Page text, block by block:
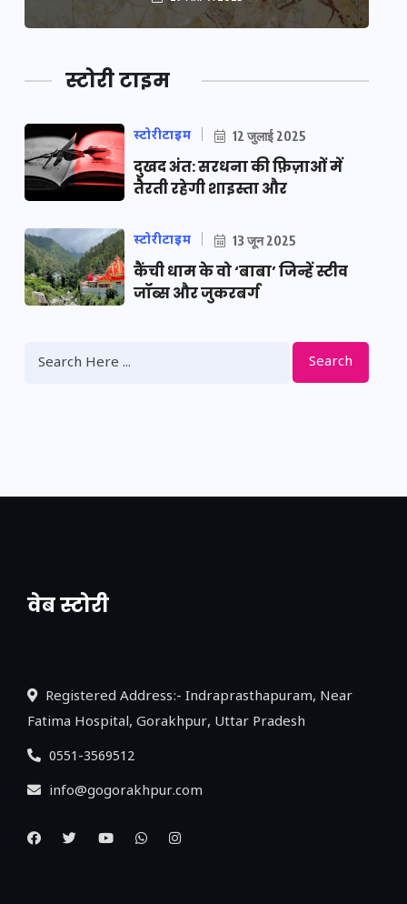
स्टोरी टाइम
स्टोरीटाइम 12 जुलाई 2025
दुखद अंत: सरधना की फ़िज़ाओं में
तैरती रहेगी शाइस्ता और
स्टोरीटाइम 13 जून 2025
कैंची धाम के वो ‘बाबा’ जिन्हें स्टीव
जॉब्स और जुकरबर्ग
Search
वेब स्टोरी
नया एक्सप्रेसवे: पूर्वांचल का लक, डेवलपमेंट का
Registered Address:- Indraprasthapuram, Near
Fatima Hospital, Gorakhpur, Uttar Pradesh
0551-3569512
info@gogorakhpur.com